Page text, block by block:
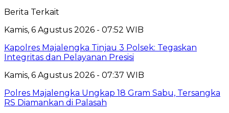
Berita Terkait
Kamis, 6 Agustus 2026 - 07:52 WIB
Kapolres Majalengka Tinjau 3 Polsek: Tegaskan
Integritas dan Pelayanan Presisi
Kamis, 6 Agustus 2026 - 07:37 WIB
Polres Majalengka Ungkap 18 Gram Sabu, Tersangka
RS Diamankan di Palasah